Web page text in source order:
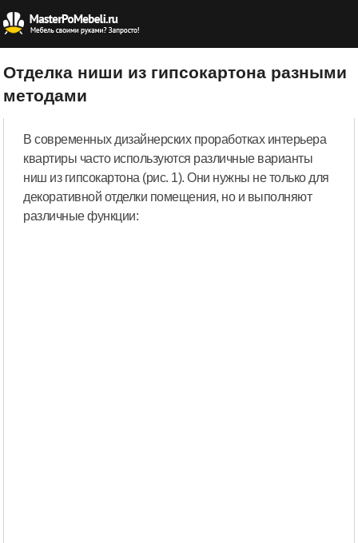
Отделка ниши из гипсокартона разными
методами
В современных дизайнерских проработках интерьера
квартиры часто используются различные варианты
ниш из гипсокартона (рис. 1). Они нужны не только для
декоративной отделки помещения, но и выполняют
различные функции: